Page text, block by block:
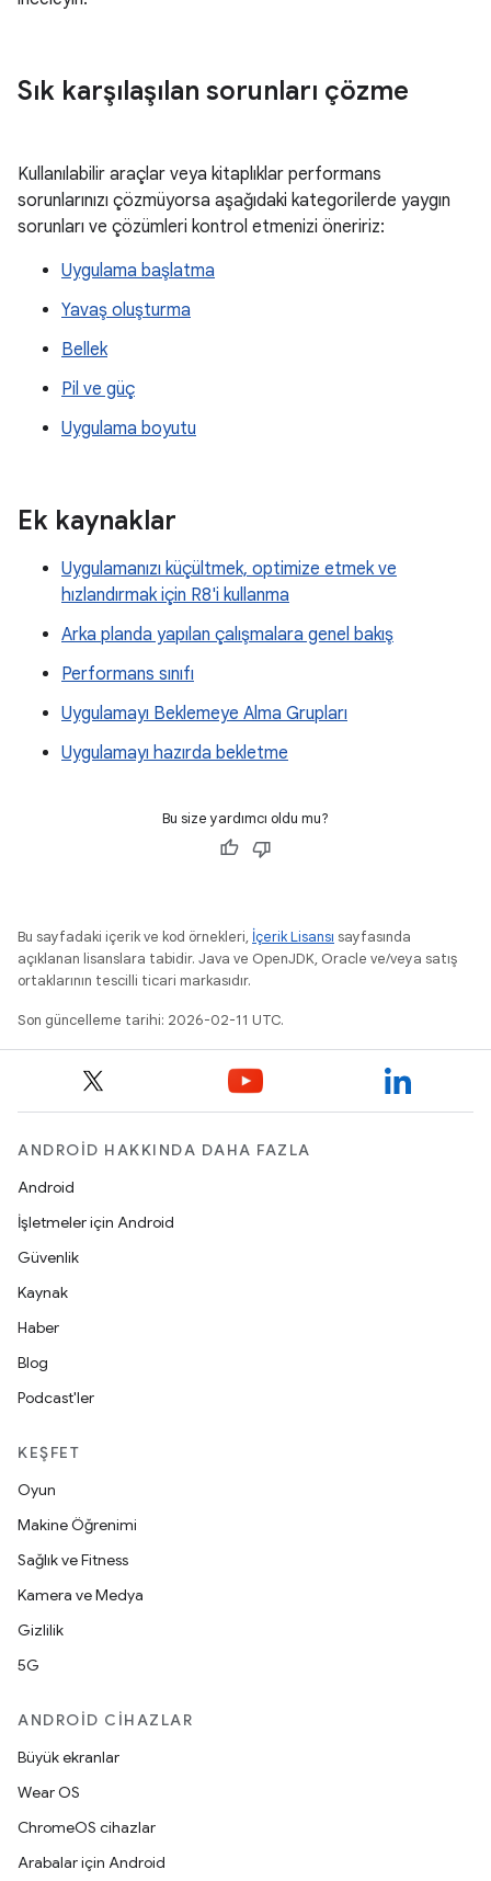
Sık karşılaşılan sorunları çözme
Kullanılabilir araçlar veya kitaplıklar performans
sorunlarınızı çözmüyorsa aşağıdaki kategorilerde yaygın
sorunları ve çözümleri kontrol etmenizi öneririz:
Uygulama başlatma
Yavaş oluşturma
Bellek
Pil ve güç
Uygulama boyutu
Ek kaynaklar
Uygulamanızı küçültmek, optimize etmek ve
hızlandırmak için R8'i kullanma
Arka planda yapılan çalışmalara genel bakış
Performans sınıfı
Uygulamayı Beklemeye Alma Grupları
Uygulamayı hazırda bekletme
Bu size yardımcı oldu mu?
Bu sayfadaki içerik ve kod örnekleri, İçerik Lisansı sayfasında
açıklanan lisanslara tabidir. Java ve OpenJDK, Oracle ve/veya satış
ortaklarının tescilli ticari markasıdır.
Son güncelleme tarihi: 2026-02-11 UTC.
ANDROID HAKKINDA DAHA FAZLA
Android
İşletmeler için Android
Güvenlik
Kaynak
Haber
Blog
Podcast'ler
KEŞFET
Oyun
Makine Öğrenimi
Sağlık ve Fitness
Kamera ve Medya
Gizlilik
5G
ANDROID CIHAZLAR
Büyük ekranlar
Wear OS
ChromeOS cihazlar
Arabalar için Android